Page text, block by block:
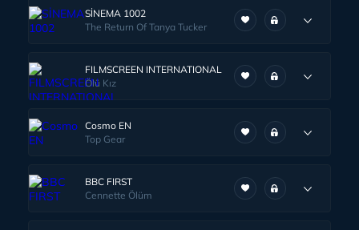
SİNEMA 1002
The Return Of Tanya Tucker
FILMSCREEN INTERNATIONAL
Ölü Kız
Cosmo EN
Top Gear
BBC FIRST
Cennette Ölüm